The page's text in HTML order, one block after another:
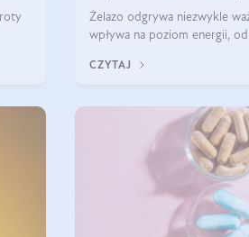
Żelazo odgrywa niezwykle
wpływa na poziom energii,
niedobór może prowadzić
CZYTAJ